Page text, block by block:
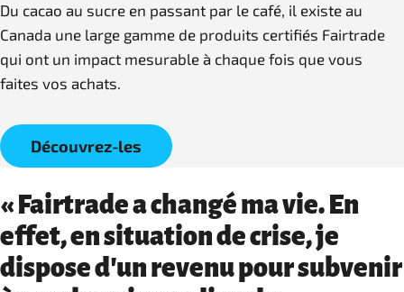
Du cacao au sucre en passant par le café, il existe au
Canada une large gamme de produits certifiés Fairtrade
qui ont un impact mesurable à chaque fois que vous
faites vos achats.
Découvrez-les
« Fairtrade a changé ma vie. En
effet, en situation de crise, je
dispose d'un revenu pour subvenir